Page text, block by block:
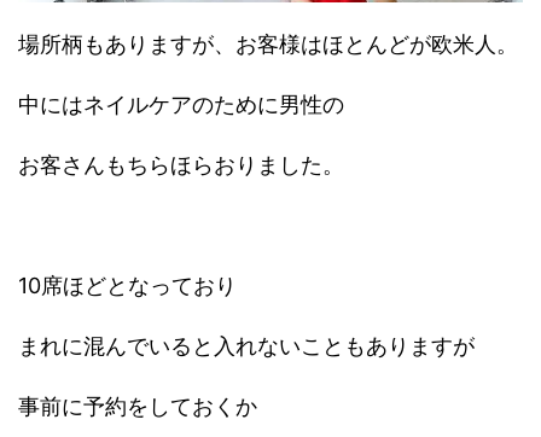
場所柄もありますが、お客様はほとんどが欧米人。
中にはネイルケアのために男性の
お客さんもちらほらおりました。
10席ほどとなっており
まれに混んでいると入れないこともありますが
事前に予約をしておくか